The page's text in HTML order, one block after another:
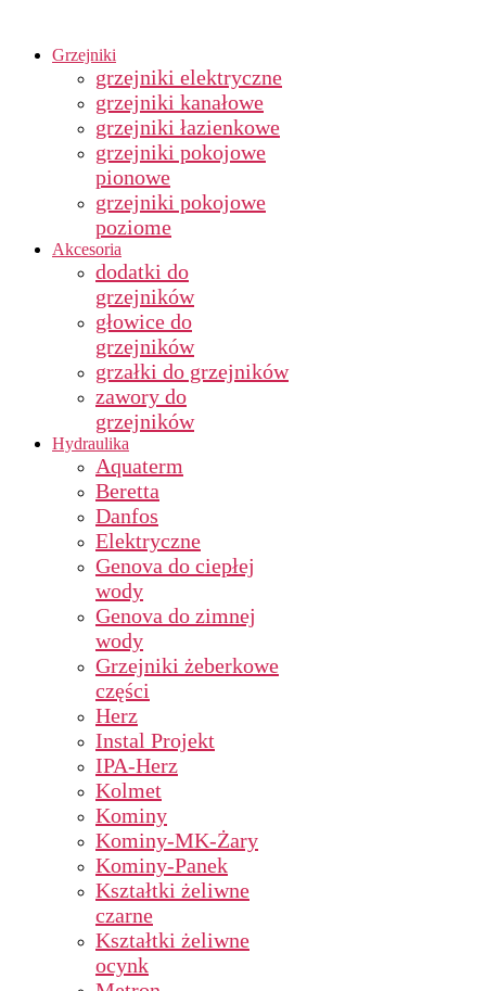
Grzejniki
grzejniki elektryczne
grzejniki kanałowe
grzejniki łazienkowe
grzejniki pokojowe
pionowe
grzejniki pokojowe
poziome
Akcesoria
dodatki do
grzejników
głowice do
grzejników
grzałki do grzejników
zawory do
grzejników
Hydraulika
Aquaterm
Beretta
Danfos
Elektryczne
Genova do ciepłej
wody
Genova do zimnej
wody
Grzejniki żeberkowe
części
Herz
Instal Projekt
IPA-Herz
Kolmet
Kominy
Kominy-MK-Żary
Kominy-Panek
Kształtki żeliwne
czarne
Kształtki żeliwne
ocynk